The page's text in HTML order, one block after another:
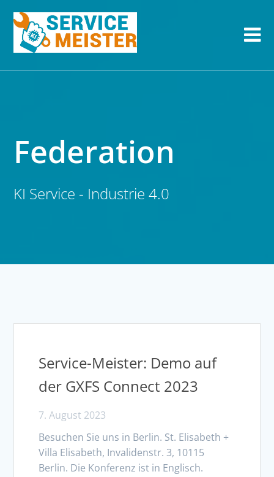
Federation
KI Service - Industrie 4.0
Service-Meister: Demo auf
der GXFS Connect 2023
7. August 2023
Besuchen Sie uns in Berlin. St. Elisabeth +
Villa Elisabeth, Invalidenstr. 3, 10115
Berlin. Die Konferenz ist in Englisch.